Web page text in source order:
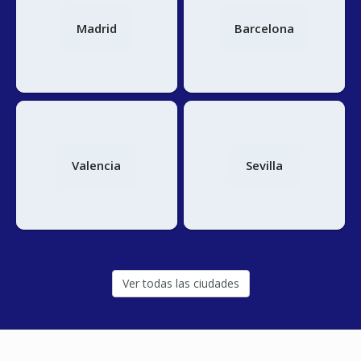
Madrid Barcelona
Valencia Sevilla
Ver todas las ciudades